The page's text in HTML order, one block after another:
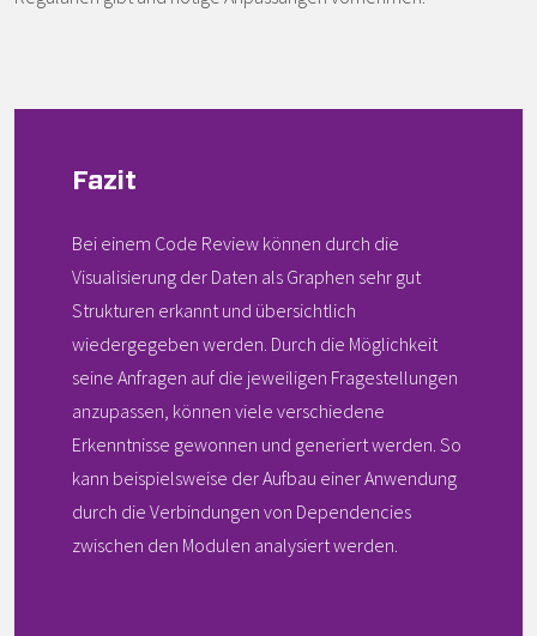
Fazit
Bei einem Code Review können durch die
Visualisierung der Daten als Graphen sehr gut
Strukturen erkannt und übersichtlich
wiedergegeben werden. Durch die Möglichkeit
seine Anfragen auf die jeweiligen Fragestellungen
anzupassen, können viele verschiedene
Erkenntnisse gewonnen und generiert werden. So
kann beispielsweise der Aufbau einer Anwendung
durch die Verbindungen von Dependencies
zwischen den Modulen analysiert werden.